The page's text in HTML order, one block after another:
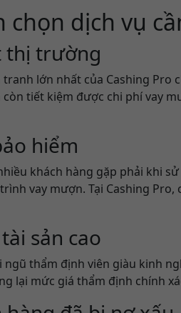
chọn dịch vụ
thị trường
lớn nhất của Cashing Pro
tiết kiệm được chi phí vay
hiểm
khách hàng gặp phải khi
vay mượn. Tại Cashing
sản cao
thẩm định viên giàu kinh
lại mức giá thẩm định chính